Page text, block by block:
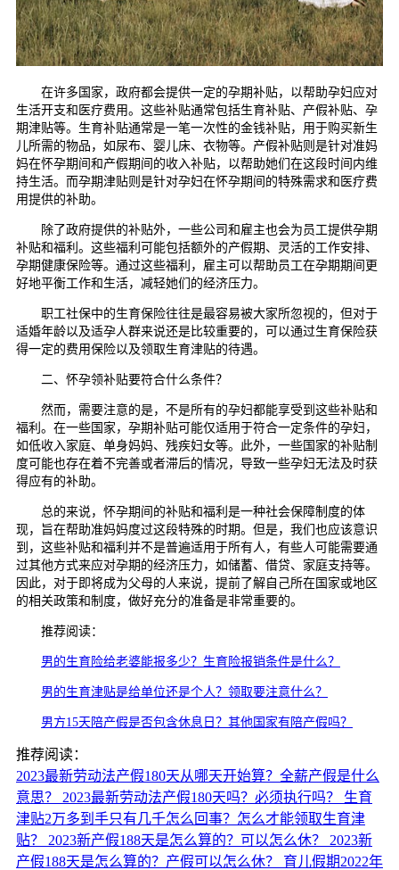
在许多国家，政府都会提供一定的孕期补贴，以帮助孕妇应对
生活开支和医疗费用。这些补贴通常包括生育补贴、产假补贴、孕
期津贴等。生育补贴通常是一笔一次性的金钱补贴，用于购买新生
儿所需的物品，如尿布、婴儿床、衣物等。产假补贴则是针对准妈
妈在怀孕期间和产假期间的收入补贴，以帮助她们在这段时间内维
持生活。而孕期津贴则是针对孕妇在怀孕期间的特殊需求和医疗费
用提供的补助。
除了政府提供的补贴外，一些公司和雇主也会为员工提供孕期
补贴和福利。这些福利可能包括额外的产假期、灵活的工作安排、
孕期健康保险等。通过这些福利，雇主可以帮助员工在孕期期间更
好地平衡工作和生活，减轻她们的经济压力。
职工社保中的生育保险往往是最容易被大家所忽视的，但对于
适婚年龄以及适孕人群来说还是比较重要的，可以通过生育保险获
得一定的费用保险以及领取生育津贴的待遇。
二、怀孕领补贴要符合什么条件？
然而，需要注意的是，不是所有的孕妇都能享受到这些补贴和
福利。在一些国家，孕期补贴可能仅适用于符合一定条件的孕妇，
如低收入家庭、单身妈妈、残疾妇女等。此外，一些国家的补贴制
度可能也存在着不完善或者滞后的情况，导致一些孕妇无法及时获
得应有的补助。
总的来说，怀孕期间的补贴和福利是一种社会保障制度的体
现，旨在帮助准妈妈度过这段特殊的时期。但是，我们也应该意识
到，这些补贴和福利并不是普遍适用于所有人，有些人可能需要通
过其他方式来应对孕期的经济压力，如储蓄、借贷、家庭支持等。
因此，对于即将成为父母的人来说，提前了解自己所在国家或地区
的相关政策和制度，做好充分的准备是非常重要的。
推荐阅读：
男的生育险给老婆能报多少？生育险报销条件是什么？
男的生育津贴是给单位还是个人？领取要注意什么？
男方15天陪产假是否包含休息日？其他国家有陪产假吗？
推荐阅读：
2023最新劳动法产假180天从哪天开始算？全薪产假是什么
意思？
2023最新劳动法产假180天吗？必须执行吗？
生育
津贴2万多到手只有几千怎么回事？怎么才能领取生育津
贴？
2023新产假188天是怎么算的？可以怎么休？
2023新
产假188天是怎么算的？产假可以怎么休？
育儿假期2022年